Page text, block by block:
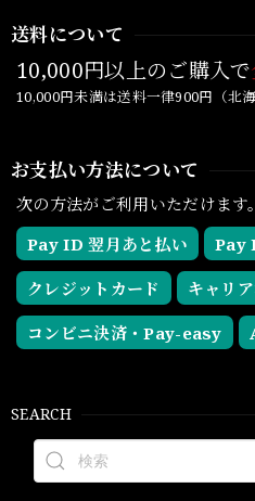
送料について
10,000円以上のご購入で
10,000円未満は送料一律900円（北
お支払い方法について
次の方法がご利用いただけます。
Pay ID 翌月あと払い
Pay
クレジットカード キャリ
コンビニ決済・Pay-easy
SEARCH